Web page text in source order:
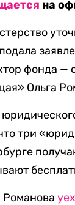
на
фонда —
Ольга
три
Романова